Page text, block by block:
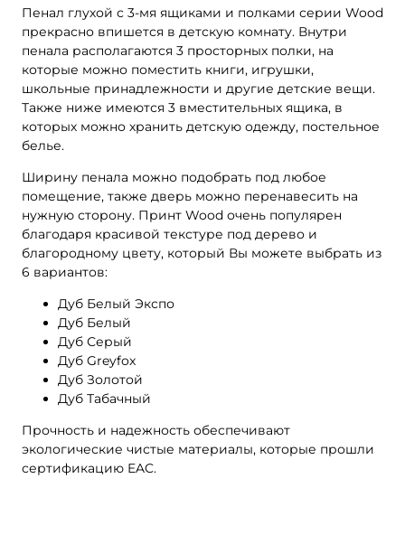
Пенал глухой с 3-мя ящиками и полками серии Wood
прекрасно впишется в детскую комнату. Внутри
пенала располагаются 3 просторных полки, на
которые можно поместить книги, игрушки,
школьные принадлежности и другие детские вещи.
Также ниже имеются 3 вместительных ящика, в
которых можно хранить детскую одежду, постельное
белье.
Ширину пенала можно подобрать под любое
помещение, также дверь можно перенавесить на
нужную сторону. Принт Wood очень популярен
благодаря красивой текстуре под дерево и
благородному цвету, который Вы можете выбрать из
6 вариантов:
Дуб Белый Экспо
Дуб Белый
Дуб Серый
Дуб Greyfox
Дуб Золотой
Дуб Табачный
Прочность и надежность обеспечивают
экологические чистые материалы, которые прошли
сертификацию EAC.